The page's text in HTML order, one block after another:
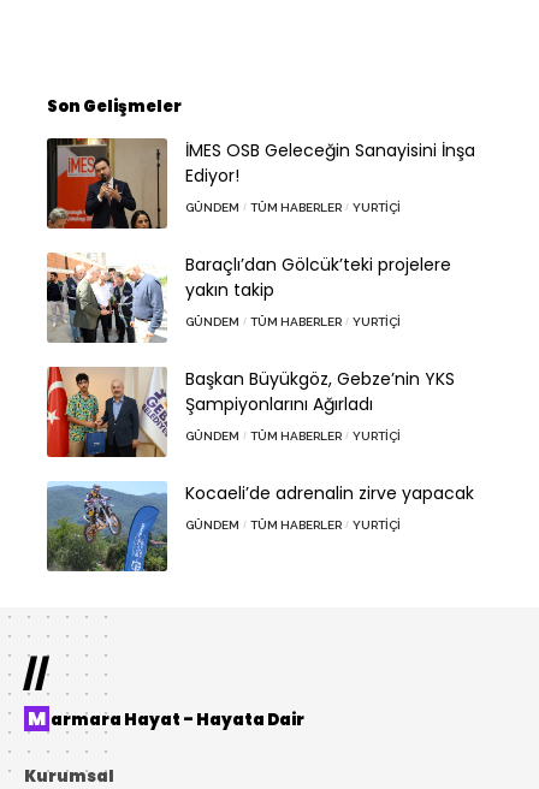
Son Gelişmeler
İMES OSB Geleceğin Sanayisini İnşa
Ediyor!
GÜNDEM TÜM HABERLER YURTIÇI
Baraçlı’dan Gölcük’teki projelere
yakın takip
GÜNDEM TÜM HABERLER YURTIÇI
Başkan Büyükgöz, Gebze’nin YKS
Şampiyonlarını Ağırladı
GÜNDEM TÜM HABERLER YURTIÇI
Kocaeli’de adrenalin zirve yapacak
GÜNDEM TÜM HABERLER YURTIÇI
//
Marmara Hayat – Hayata Dair
Kurumsal